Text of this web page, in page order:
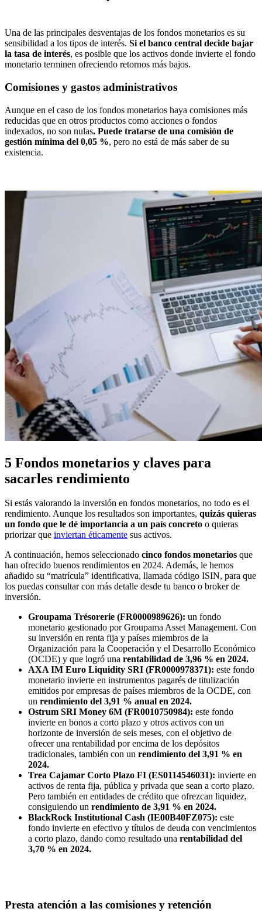
Una de las principales desventajas de los fondos monetarios es su
sensibilidad a los tipos de interés. Si el banco central decide bajar
la tasa de interés, es posible que los activos donde invierte el fondo
monetario terminen ofreciendo retornos más bajos.
Comisiones y gastos administrativos
Aunque en el caso de los fondos monetarios haya comisiones más
reducidas que en otros productos como acciones o fondos
indexados, no son nulas. Puede tratarse de una comisión de
gestión mínima del 0,05 %, pero no está de más saber de su
existencia.
5 Fondos monetarios y claves para
sacarles rendimiento
Si estás valorando la inversión en fondos monetarios, no todo es el
rendimiento. Aunque los resultados son importantes, quizás quieras
un fondo que le dé importancia a un país concreto o quieras
priorizar que inviertan éticamente sus activos.
A continuación, hemos seleccionado cinco fondos monetarios que
han ofrecido buenos rendimientos en 2024. Además, le hemos
añadido su “matrícula” identificativa, llamada código ISIN, para que
los puedas consultar con más detalle desde tu banco o broker de
inversión.
Groupama Trésorerie (FR0000989626): un fondo
monetario gestionado por Groupama Asset Management. Con
su inversión en renta fija y países miembros de la
Organización para la Cooperación y el Desarrollo Económico
(OCDE) y que logró una rentabilidad de 3,96 % en 2024.
AXA IM Euro Liquidity SRI (FR0000978371): este fondo
monetario invierte en instrumentos pagarés de titulización
emitidos por empresas de países miembros de la OCDE, con
un rendimiento del 3,91 % anual en 2024.
Ostrum SRI Money 6M (FR0010750984): este fondo
invierte en bonos a corto plazo y otros activos con un
horizonte de inversión de seis meses, con el objetivo de
ofrecer una rentabilidad por encima de los depósitos
tradicionales, también con un rendimiento del 3,91 % en
2024.
Trea Cajamar Corto Plazo FI (ES0114546031): invierte en
activos de renta fija, pública y privada que sean a corto plazo.
Pero también en entidades de crédito que ofrezcan liquidez,
consiguiendo un rendimiento de 3,91 % en 2024.
BlackRock Institutional Cash (IE00B40FZ075): este
fondo invierte en efectivo y títulos de deuda con vencimientos
a corto plazo, dando como resultado una rentabilidad del
3,70 % en 2024.
Presta atención a las comisiones y retención